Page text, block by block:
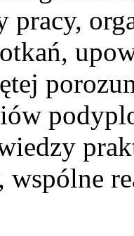
pracy,
wspólne